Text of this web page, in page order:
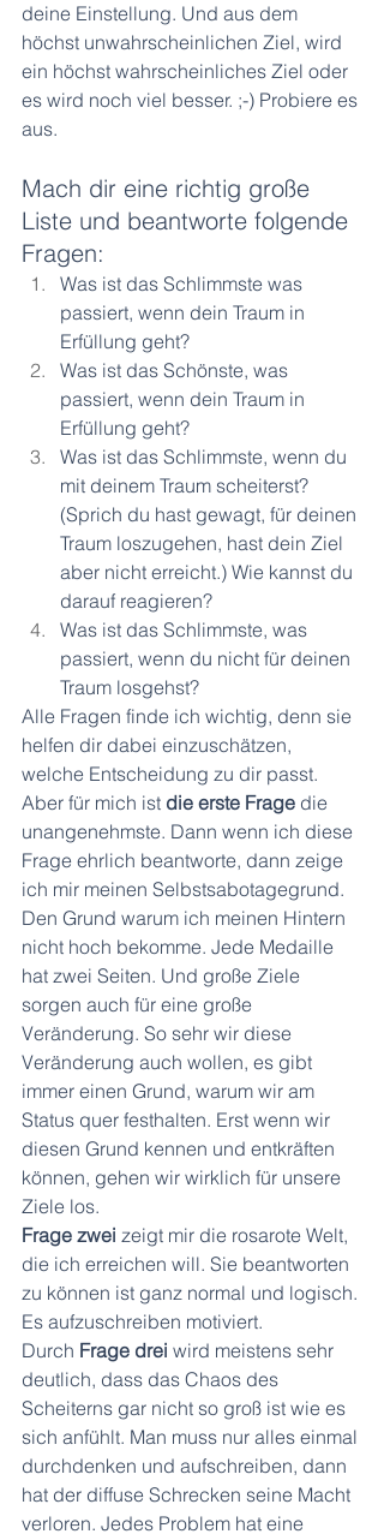
deine Einstellung. Und aus dem
höchst unwahrscheinlichen Ziel, wird
ein höchst wahrscheinliches Ziel oder
es wird noch viel besser. ;-) Probiere es
aus.
Mach dir eine richtig große
Liste und beantworte folgende
Fragen:
Was ist das Schlimmste was
passiert, wenn dein Traum in
Erfüllung geht?
Was ist das Schönste, was
passiert, wenn dein Traum in
Erfüllung geht?
Was ist das Schlimmste, wenn du
mit deinem Traum scheiterst?
(Sprich du hast gewagt, für deinen
Traum loszugehen, hast dein Ziel
aber nicht erreicht.) Wie kannst du
darauf reagieren?
Was ist das Schlimmste, was
passiert, wenn du nicht für deinen
Traum losgehst?
Alle Fragen finde ich wichtig, denn sie
helfen dir dabei einzuschätzen,
welche Entscheidung zu dir passt.
Aber für mich ist die erste Frage die
unangenehmste. Dann wenn ich diese
Frage ehrlich beantworte, dann zeige
ich mir meinen Selbstsabotagegrund.
Den Grund warum ich meinen Hintern
nicht hoch bekomme. Jede Medaille
hat zwei Seiten. Und große Ziele
sorgen auch für eine große
Veränderung. So sehr wir diese
Veränderung auch wollen, es gibt
immer einen Grund, warum wir am
Status quer festhalten. Erst wenn wir
diesen Grund kennen und entkräften
können, gehen wir wirklich für unsere
Ziele los.
Frage zwei zeigt mir die rosarote Welt,
die ich erreichen will. Sie beantworten
zu können ist ganz normal und logisch.
Es aufzuschreiben motiviert.
Durch Frage drei wird meistens sehr
deutlich, dass das Chaos des
Scheiterns gar nicht so groß ist wie es
sich anfühlt. Man muss nur alles einmal
durchdenken und aufschreiben, dann
hat der diffuse Schrecken seine Macht
verloren. Jedes Problem hat eine